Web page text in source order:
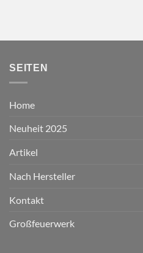
SEITEN
Home
Neuheit 2025
Artikel
Nach Hersteller
Kontakt
Großfeuerwerk